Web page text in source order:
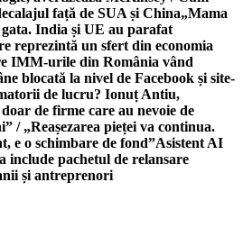
față de SUA și China„Mama
India și UE au parafat
reprezintă un sfert din economia
IMM-urile din România vând
blocată la nivel de Facebook și site-
de lucru? Ionuț Antiu,
de firme care au nevoie de
/ „Reașezarea pieței va continua.
e o schimbare de fond”Asistent AI
include pachetul de relansare
și antreprenori